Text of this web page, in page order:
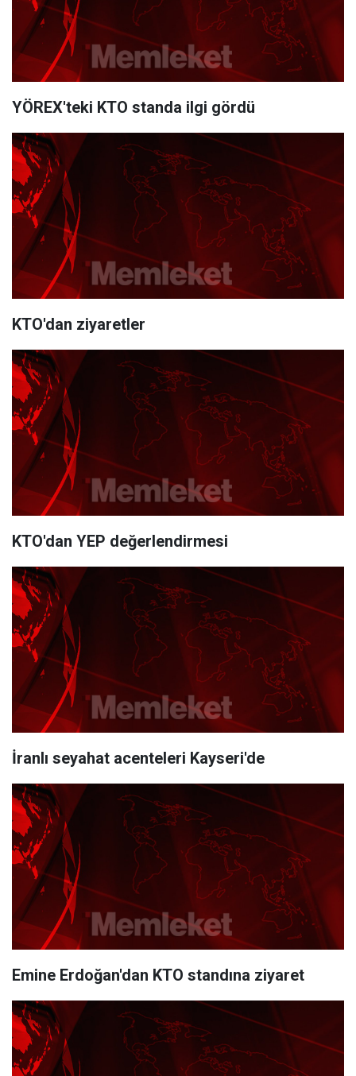
YÖREX'teki KTO standa ilgi gördü
KTO'dan ziyaretler
KTO'dan YEP değerlendirmesi
İranlı seyahat acenteleri Kayseri'de
Emine Erdoğan'dan KTO standına ziyaret